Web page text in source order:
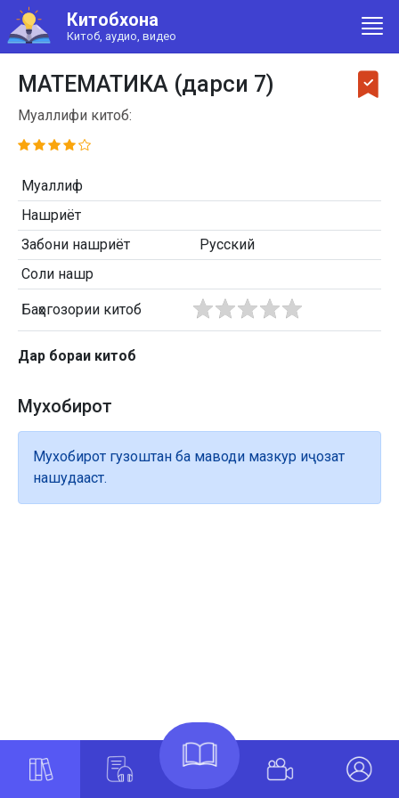
Китобхона
Китоб, аудио, видео
МАТЕМАТИКА (дарси 7)
Муаллифи китоб:
Муаллиф
Нашриёт
Забони нашриёт
Русский
Соли нашр
Баҳогозории китоб
Дар бораи китоб
Мухобирот
Мухобирот гузоштан ба маводи мазкур иҷозат
нашудааст.